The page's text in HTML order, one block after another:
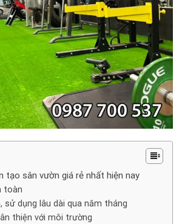
tạo sân vườn giá rẻ nhất hiện nay
toàn
sử dụng lâu dài qua năm tháng
thiện với môi trường